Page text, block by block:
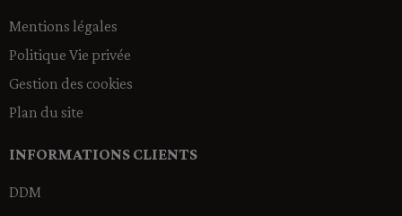
Mentions légales
Politique Vie privée
Gestion des cookies
Plan du site
INFORMATIONS CLIENTS
DDM